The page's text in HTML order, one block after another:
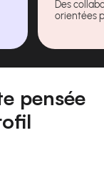
Des
orientées
pensée